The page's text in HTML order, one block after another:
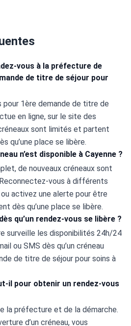
vous à la préfecture de
de titre de séjour pour
pour 1ère demande de titre de
en ligne, sur le site des
sont limités et partent
qu’une place se libère.
n’est disponible à Cayenne ?
de nouveaux créneaux sont
vous à différents
activez une alerte pour être
dès qu’une place se libère.
qu’un rendez-vous se libère ?
surveille les disponibilités 24h/24
ou SMS dès qu’un créneau
de titre de séjour pour soins à
il pour obtenir un rendez-vous
la préfecture et de la démarche.
d’un créneau, vous